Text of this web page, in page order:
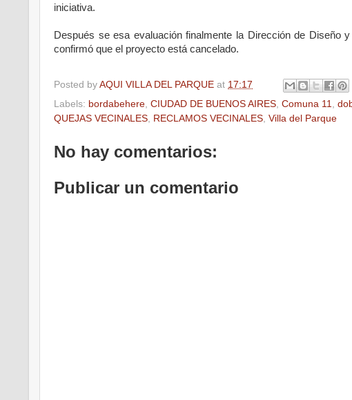
iniciativa.
Después se esa evaluación finalmente la Dirección de Diseño
confirmó que el proyecto está cancelado.
Posted by AQUI VILLA DEL PARQUE at 17:17
Labels: bordabehere, CIUDAD DE BUENOS AIRES, Comuna 11,
QUEJAS VECINALES, RECLAMOS VECINALES, Villa del Parque
No hay comentarios:
Publicar un comentario